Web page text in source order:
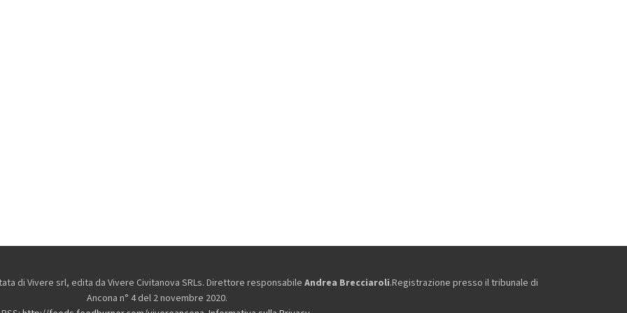
di Vivere srl, edita da Vivere Civitanova SRLs. Direttore responsabile Andrea Brecciaroli.Registrazione presso il tribunale di
Ancona n° 4 del 2 novembre 2020.